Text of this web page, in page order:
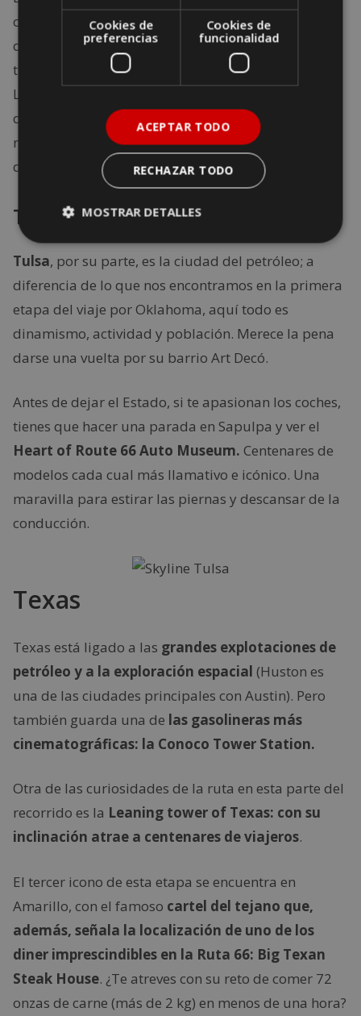
conservación de la carretera y de la ruta es mayor
que en otras zonas. La razón es, en cierto modo,
triste: su conservación se debe a la ausencia de uso.
La región fue una de las que más sufrió la
depresión de la década de los treinta, por lo que la
ruta sirvió como vía para la emigración. La
decadencia aún se percibe hoy.
Tulsa, la riqueza petrolera
Tulsa, por su parte, es la ciudad del petróleo; a
diferencia de lo que nos encontramos en la primera
etapa del viaje por Oklahoma, aquí todo es
dinamismo, actividad y población. Merece la pena
darse una vuelta por su barrio Art Decó.
Antes de dejar el Estado, si te apasionan los coches,
tienes que hacer una parada en Sapulpa y ver el
Heart of Route 66 Auto Museum. Centenares de
modelos cada cual más llamativo e icónico. Una
maravilla para estirar las piernas y descansar de la
conducción.
Texas
Texas está ligado a las grandes explotaciones de
petróleo y a la exploración espacial (Huston es
una de las ciudades principales con Austin). Pero
también guarda una de las gasolineras más
cinematográficas: la Conoco Tower Station.
Otra de las curiosidades de la ruta en esta parte del
recorrido es la Leaning tower of Texas: con su
inclinación atrae a centenares de viajeros.
El tercer icono de esta etapa se encuentra en
Amarillo, con el famoso cartel del tejano que,
además, señala la localización de uno de los
diner imprescindibles en la Ruta 66: Big Texan
Steak House. ¿Te atreves con su reto de comer 72
onzas de carne (más de 2 kg) en menos de una hora?
Cookies de
preferencias
Cookies de
funcionalidad
ACEPTAR TODO
RECHAZAR TODO
MOSTRAR DETALLES